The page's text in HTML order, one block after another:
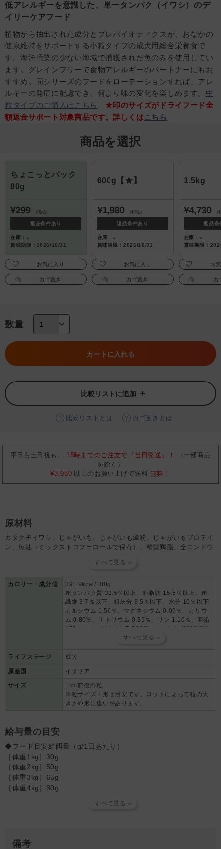
低アレルギーを意識した、単一タンパク（イワシ）のデ
イリーケアフード
植物から抽出された成分とプレバイオティクスが、おなかの
健康維持をサポートする小粒タイプの成犬用総合栄養食で
す。海洋汚染の少ない海域で捕獲された魚のみを使用してい
ます。グレインフリーで食物アレルギーのパートナーにもお
すすめ。同シリーズのフードをローテーションすれば、アレ
ルギーの発症に配慮でき、何より味の変化を楽しめます。 中
粒タイプのご購入はこちら
★印のサイズがドライフード全
額返金サポート対象商品です。詳しくは こちら
商品を選択
ちょこっとパック
80g
¥299 （税込）
返品条件あり
在庫：○
賞味期限：2026/10/31
お気に入り
カゴ置き
600g【★】
¥1,980 （税込）
返品条件あり
在庫：○
賞味期限：2026/10/31
お気に入り
カゴ置き
1.5kg
¥4,730 （
返品条
在庫：○
賞味期限：
お
カ
数量
カートに入れる
比較リストに追加
比較リストとは カゴ置きとは
平日も土日祝も、 15時までのご注文で『当日発送』！
（一部商品
を除く）
¥3,980 以上のお買い上げで送料 無料！
原材料
カタクチイワシ、じゃがいも、じゃがいも澱粉、じゃがいもプロテイ
ン、魚油（ミックストコフェロールで保存）、精製鶏脂、全エンドウ
ユッカシジゲラ、ビタミンA、塩化コリン、タウリン、DL-メチオニ
イム、銅アミノ酸キレート、ナイアシン、ローズマリーエキス、D-パ
ントテン酸カルシウム、リボフラビン、ピリドキシン塩酸塩、チアミ
ン塩酸塩、葉酸、ビタミンB12
カロリー・成分値
391.9kcal/100g
粗タンパク質 32.5％以上、粗脂肪 15.5％以上、粗
繊維 3.7％以下、粗灰分 8.5％以下、水分 10％以下
カルシウム 1.50％、マグネシウム 0.09％、カリウ
ム 0.80％、ナトリウム 0.35％、リン 1.10％、亜鉛
150mg kg、ビタミンE 262IU kg、オメガ3脂肪酸*
0.8％、オメガ6脂肪酸* 1.8％、ヨウ素1.8mg/kg
ライフステージ 成犬
原産国 イタリア
サイズ
1cm前後の粒
※粒サイズ・形は目安です。ロットによって粒の大
きさや形に違いがあります。
給与量の目安
◆フード目安給餌量（g/1日あたり）
［体重1kg］30g
［体重2kg］50g
［体重3kg］65g
［体重4kg］80g
［体重9kg］145g
備考